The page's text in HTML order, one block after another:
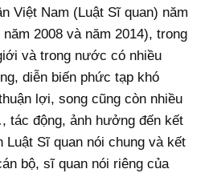
Việt Nam (Luật Sĩ quan) năm
2008 và năm 2014), trong
và trong nước có nhiều
diễn biến phức tạp khó
lợi, song cũng còn nhiều
tác động, ảnh hưởng đến kết
Luật Sĩ quan nói chung và kết
bộ, sĩ quan nói riêng của